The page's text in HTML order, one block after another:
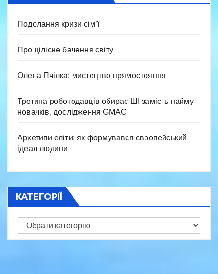
Подолання кризи сім’ї
Про цілісне бачення світу
Олена Пчілка: мистецтво прямостояння
Третина роботодавців обирає ШІ замість найму
новачків, дослідження GMAC
Архетипи еліти: як формувався європейський
ідеал людини
КАТЕГОРІЇ
Категорії